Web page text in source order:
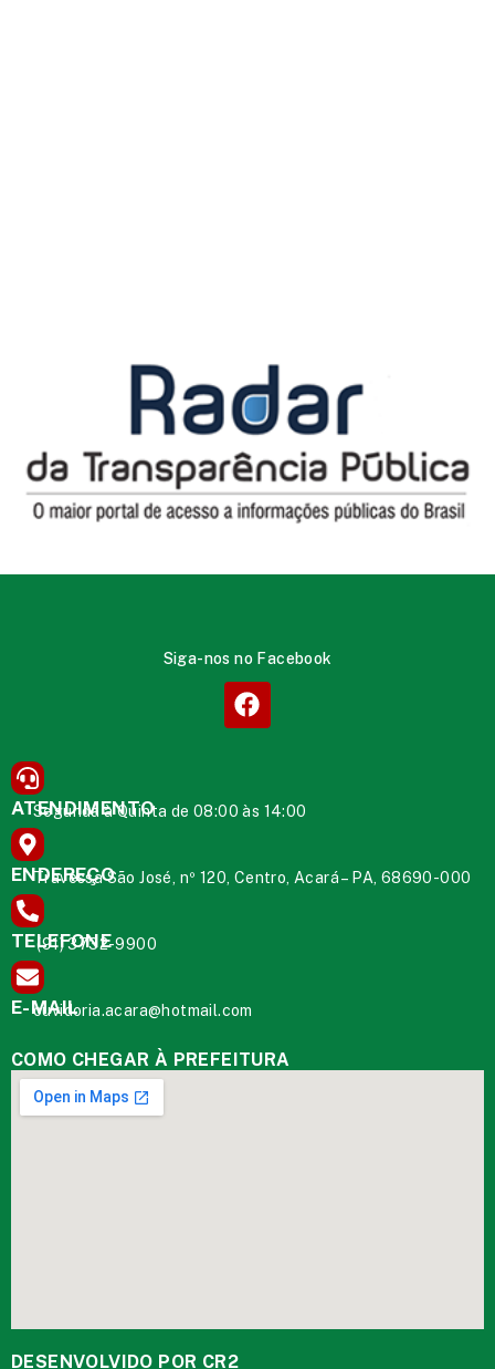
Siga-nos no Facebook
ATENDIMENTO
Segunda à Quinta de 08:00 às 14:00
ENDEREÇO
Travessa São José, nº 120, Centro, Acará – PA, 68690-000
TELEFONE
(91) 3732-9900
E-MAIL
ouvidoria.acara@hotmail.com
COMO CHEGAR À PREFEITURA
DESENVOLVIDO POR CR2